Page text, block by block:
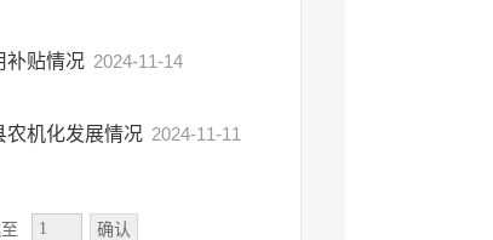
补贴情况 2024-11-14
农机化发展情况 2024-11-11
确认